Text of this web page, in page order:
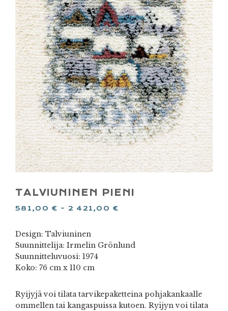
TALVIUNINEN PIENI
581,00 € – 2 421,00 €
Design: Talviuninen
Suunnittelija: Irmelin Grönlund
Suunnitteluvuosi: 1974
Koko: 76 cm x 110 cm
Ryijyjä voi tilata tarvikepaketteina pohjakankaalle
ommellen tai kangaspuissa kutoen. Ryijyn voi tilata